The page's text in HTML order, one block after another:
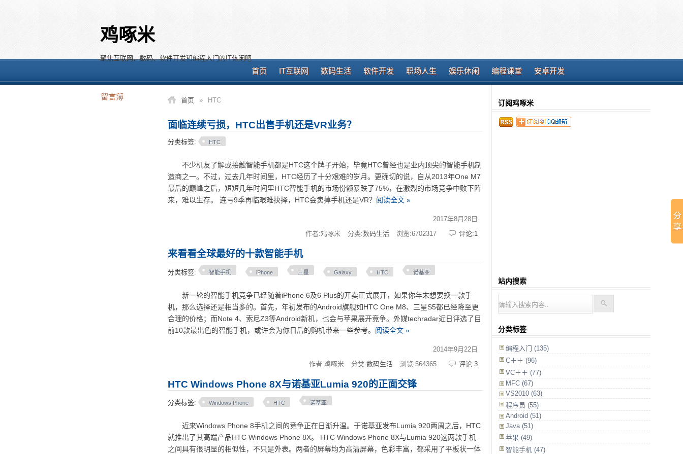
鸡啄米
聚焦互联网、数码、软件开发和编程入门的IT休闲吧
首页 IT互联网 数码生活 软件开发 职场人生 娱乐休闲 编程课堂 安卓开发
留言簿 首页 » HTC
面临连续亏损，HTC出售手机还是VR业务？
分类标签: HTC
不少机友了解或接触智能手机都是HTC这个牌子开始，毕竟HTC曾经也是业内顶尖的智能手机制
造商之一。不过，过去几年时间里，HTC经历了十分艰难的岁月。更确切的说，自从2013年One M7
最后的巅峰之后，短短几年时间里HTC智能手机的市场份额暴跌了75%，在激烈的市场竞争中败下阵
来，难以生存。 连亏9季再临艰难抉择，HTC会卖掉手机还是VR？ 阅读全文 »
2017年8月28日
作者:鸡啄米
分类:数码生活 浏览:6702317 评论:1
来看看全球最好的十款智能手机
分类标签: 智能手机 iPhone 三星 Galaxy HTC 诺基亚
新一轮的智能手机竞争已经随着iPhone 6及6 Plus的开卖正式展开，如果你年末想要换一款手
机，那么选择还是相当多的。首先，年初发布的Android旗舰如HTC One M8、三星S5都已经降至更
合理的价格；而Note 4、索尼Z3等Android新机，也会与苹果展开竞争。外媒techradar近日评选了目
前10款最出色的智能手机，或许会为你日后的购机带来一些参考。 阅读全文 »
2014年9月22日
作者:鸡啄米
分类:数码生活 浏览:564365 评论:3
HTC Windows Phone 8X与诺基亚Lumia 920的正面交锋
分类标签: Windows Phone HTC 诺基亚
近来Windows Phone 8手机之间的竞争正在日渐升温。于诺基亚发布Lumia 920两周之后，HTC
就推出了其高端产品HTC Windows Phone 8X。 HTC Windows Phone 8X与Lumia 920这两款手机
之间具有很明显的相似性，不只是外表。两者的屏幕均为高清屏幕，色彩丰富，都采用了平板状一体
订阅鸡啄米
站内搜索
分类标签
编程入门 (135)
C＋＋ (96)
VC＋＋ (77)
MFC (67)
VS2010 (63)
程序员 (55)
Android (51)
Java (51)
苹果 (49)
智能手机 (47)